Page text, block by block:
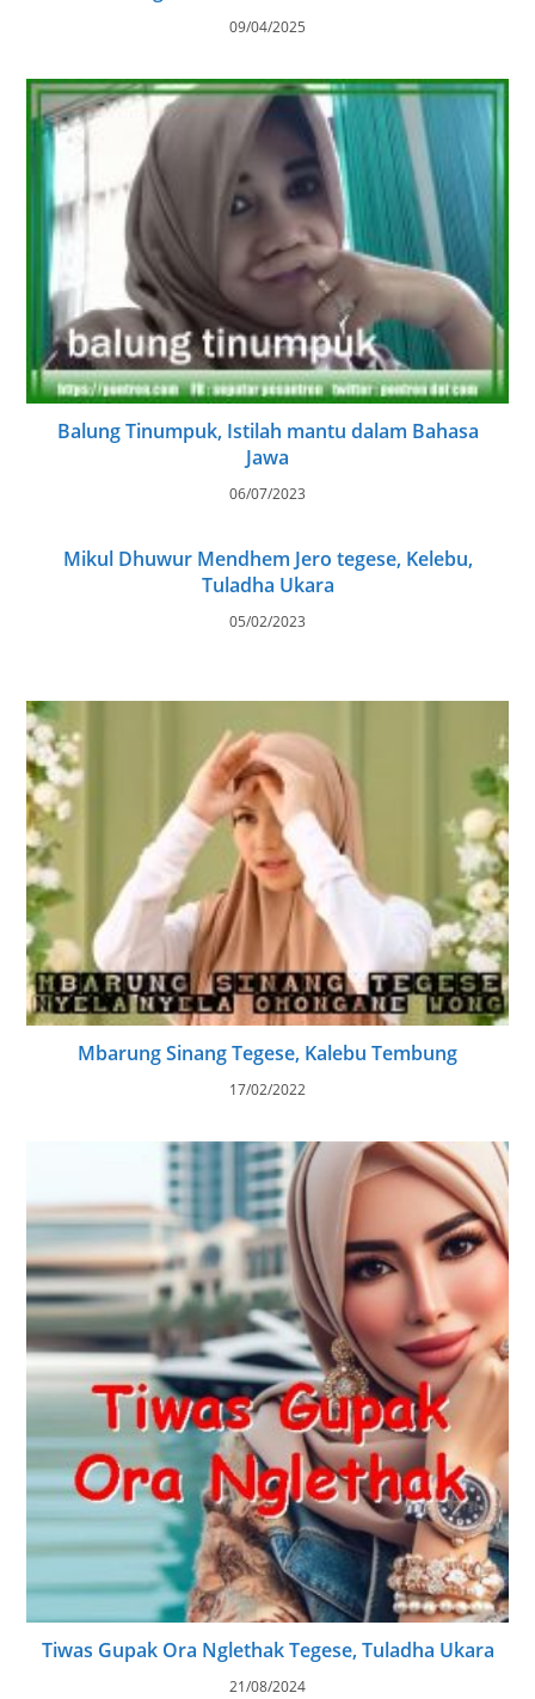
09/04/2025
Balung Tinumpuk, Istilah mantu dalam Bahasa
Jawa
06/07/2023
Mikul Dhuwur Mendhem Jero tegese, Kelebu,
Tuladha Ukara
05/02/2023
Mbarung Sinang Tegese, Kalebu Tembung
17/02/2022
Tiwas Gupak Ora Nglethak Tegese, Tuladha Ukara
21/08/2024